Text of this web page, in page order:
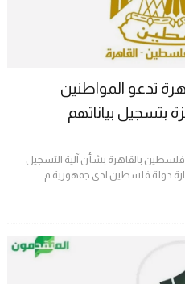
تدعو المواطنين
بتسجيل بياناتهم
بالقاهرة بشأن آلية التسجيل
دولة فلسطين لدى جمهورية م...